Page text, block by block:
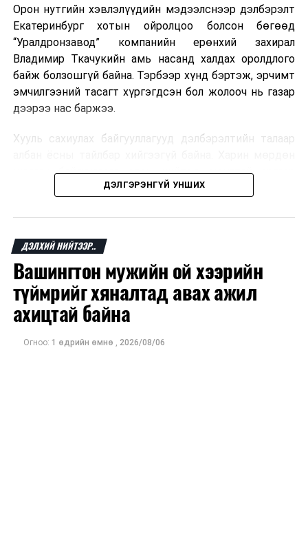
Мароккогийн хөдөлмөр эрхлэлтийн сайд мэдэгджээ.
Орон нутгийн хэвлэлүүдийн мэдээлснээр дэлбэрэлт
Екатеринбург хотын ойролцоо болсон бөгөөд
“Уралдронзавод” компанийн ерөнхий захирал
Владимир Ткачукийн амь насанд халдах оролдлого
байж болзошгүй байна. Тэрбээр хүнд бэртэж, эрчимт
эмчилгээний тасагт хүргэгдсэн бол жолооч нь газар
дээрээ нас баржээ.
Хууль сахиулах байгууллагууд дэлбэрэлтийн талаар
шалгах байгууллага олон нийтэд аюултай аргаар
хүний амь насанд халдахыг завдсан гэх үндэслэлээр
мэдээлжээ.
“Уралдронзавод” компани 2023 онд Екатеринбург
хотод байгуулагдсан бөгөөд нисгэгчгүй нисэх
төхөөрөмж үйлдвэрлэдэг аж. Тус компанийн 2025
оны орлого 6.2 тэрбум рубль, цэвэр ашиг нь 1.9
тэрбум рубльд хүрсэн гэж РБК мэдээлсэн байна.
Одоогоор дэлбэрэлтийн шалтгаан, хэрэгт холбоотой
ДЭЛГЭРЭНГҮЙ УНШИХ
ДЭЛХИЙ НИЙТЭЭР..
Вашингтон мужийн ой хээрийн
түймрийг хяналтад авах ажил
ахицтай байна
Огноо: 1 өдрийн өмнө , 2026/08/06